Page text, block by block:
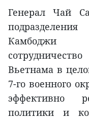
Генерал Чай
Камбоджи
Вьетнама в
7-го военного
эффективно
политики и